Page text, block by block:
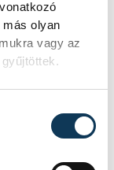
olyan
vagy az
gyakran
ilyenkor
volt a